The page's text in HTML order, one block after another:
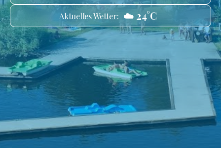
Aktuelles Wetter: ☁️ 24°C